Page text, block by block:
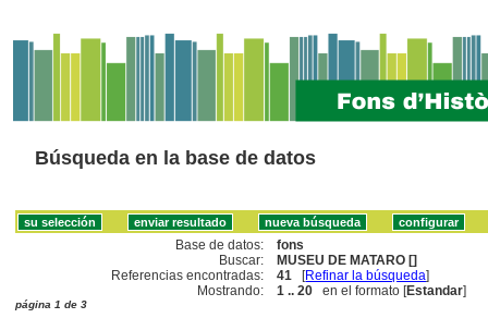
Búsqueda en la base de datos
Base de datos:
fons
Buscar:
MUSEU DE MATARO []
Referencias encontradas:
41 [Refinar la búsqueda]
Mostrando:
1 .. 20 en el formato [Estandar]
página 1 de 3